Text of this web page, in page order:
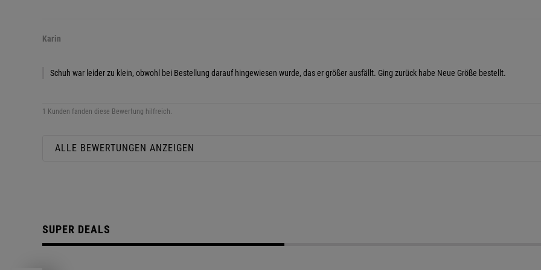
Karin
Schuh war leider zu klein, obwohl bei Bestellung darauf hingewiesen wurde, das er größer ausfällt. Ging zurück habe Neue Größe bestellt.
1 Kunden fanden diese Bewertung hilfreich.
ALLE BEWERTUNGEN ANZEIGEN
SUPER DEALS